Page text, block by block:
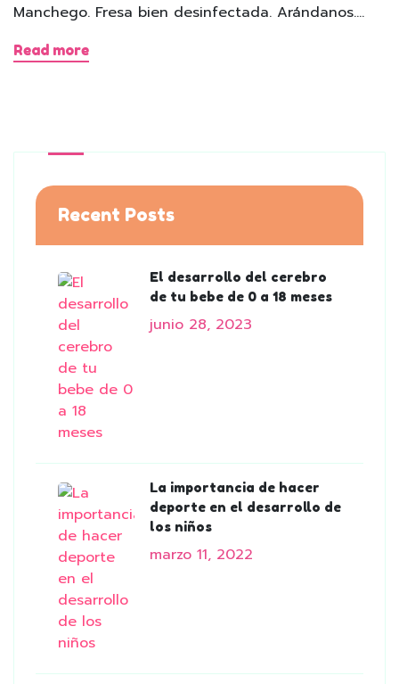
Manchego. Fresa bien desinfectada. Arándanos.…
Read more
Recent Posts
El desarrollo del cerebro
de tu bebe de 0 a 18 meses
junio 28, 2023
La importancia de hacer
deporte en el desarrollo de
los niños
marzo 11, 2022